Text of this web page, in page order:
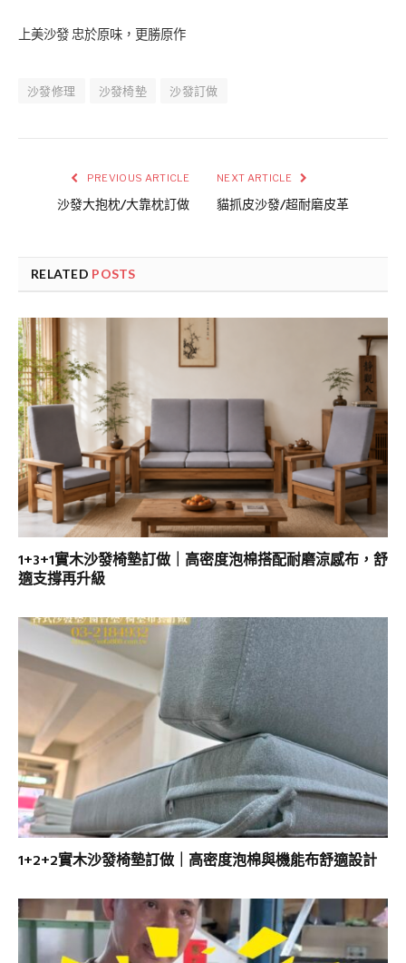
上美沙發 忠於原味，更勝原作
沙發修理 沙發椅墊 沙發訂做
PREVIOUS ARTICLE
沙發大抱枕/大靠枕訂做
NEXT ARTICLE
貓抓皮沙發/超耐磨皮革
RELATED POSTS
1+3+1實木沙發椅墊訂做｜高密度泡棉搭配耐磨涼感布，舒
適支撐再升級
1+2+2實木沙發椅墊訂做｜高密度泡棉與機能布舒適設計